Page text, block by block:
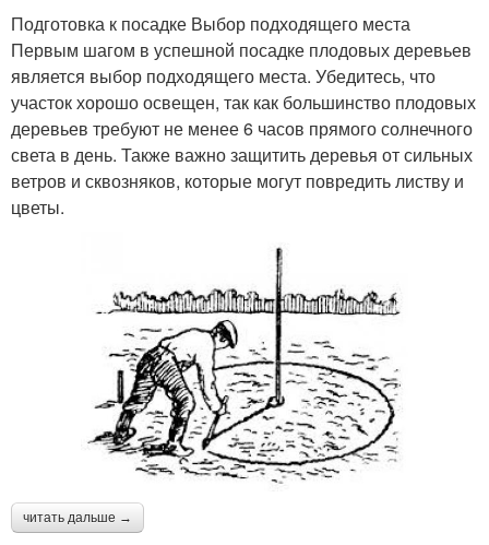
Подготовка к посадке Выбор подходящего места
Первым шагом в успешной посадке плодовых деревьев
является выбор подходящего места. Убедитесь, что
участок хорошо освещен, так как большинство плодовых
деревьев требуют не менее 6 часов прямого солнечного
света в день. Также важно защитить деревья от сильных
ветров и сквозняков, которые могут повредить листву и
цветы.
читать дальше →